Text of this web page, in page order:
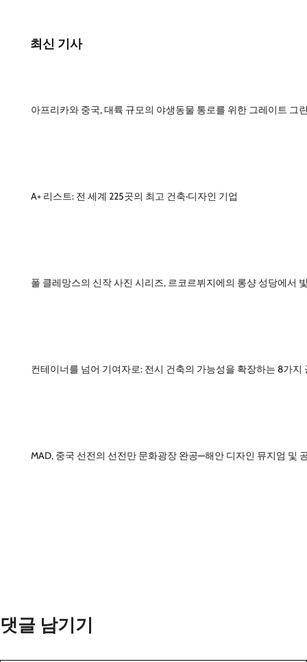
최신 기사
아프리카와 중국, 대륙 규모의 야생동물 통로를 위한 그레이트 그
A+ 리스트: 전 세계 225곳의 최고 건축·디자인 기업
폴 클레망스의 신작 사진 시리즈, 르코르뷔지에의 롱샹 성당에서
컨테이너를 넘어 기여자로: 전시 건축의 가능성을 확장하는 8가지
MAD, 중국 선전의 선전만 문화광장 완공—해안 디자인 뮤지엄 및
댓글 남기기